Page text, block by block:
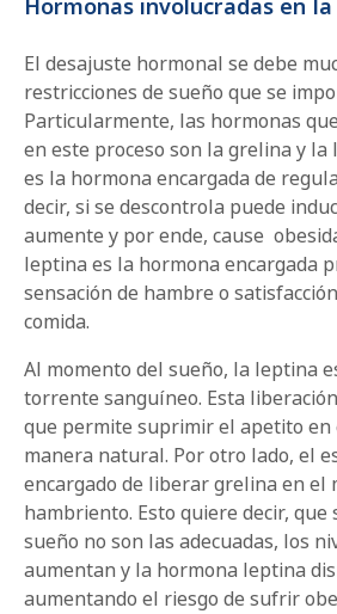
Hormonas involucradas en la
El desajuste hormonal se debe
restricciones de sueño que se
Particularmente, las hormonas
en este proceso son la grelina y la
es la hormona encargada de
decir, si se descontrola puede
aumente y por ende, cause
leptina es la hormona encargada
sensación de hambre o
comida.
Al momento del sueño, la leptina
torrente sanguíneo. Esta
que permite suprimir el apetito en
manera natural. Por otro lado, el
encargado de liberar grelina en el
hambriento. Esto quiere decir, que
sueño no son las adecuadas, los
aumentan y la hormona leptina
aumentando el riesgo de sufrir